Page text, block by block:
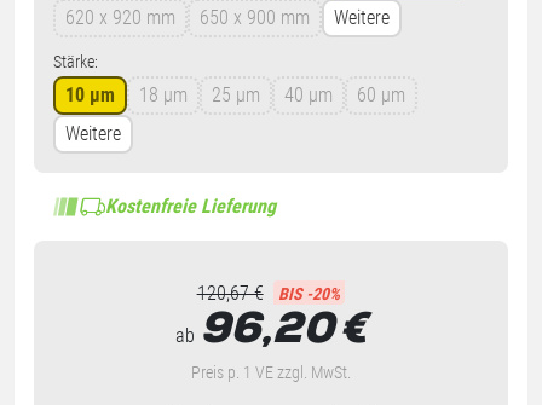
620 x 920 mm
650 x 900 mm Weitere
Stärke:
10 µm 18 µm 25 µm 40 µm
60 µm
Weitere
Kostenfreie Lieferung
120,67 € BIS -20%
ab 96,20€
Preis p. 1 VE zzgl. MwSt.